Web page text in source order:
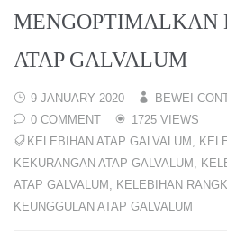
MENGOPTIMALKAN
ATAP GALVALUM
9 JANUARY 2020
BEWEI
0 COMMENT
1725 VIEWS
KELEBIHAN ATAP GALVALUM
KEKURANGAN ATAP GALVALUM
ATAP GALVALUM
KELEBIHAN
KEUNGGULAN ATAP GALVALUM